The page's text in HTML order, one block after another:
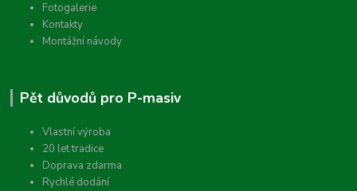
Fotogalerie
Kontakty
Montážní návody
Pět důvodů pro P-masiv
Vlastní výroba
20 let tradice
Doprava zdarma
Rychlé dodání